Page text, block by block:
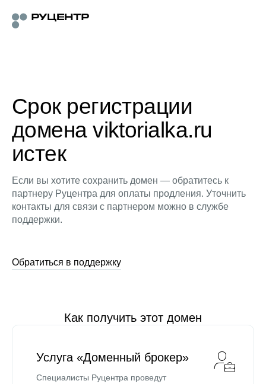
Срок регистрации
домена viktorialka.ru
истек
Если вы хотите сохранить домен — обратитесь к
партнеру Руцентра для оплаты продления. Уточнить
контакты для связи с партнером можно в службе
поддержки.
Обратиться в поддержку
Как получить этот домен
Услуга «Доменный брокер»
Специалисты Руцентра проведут